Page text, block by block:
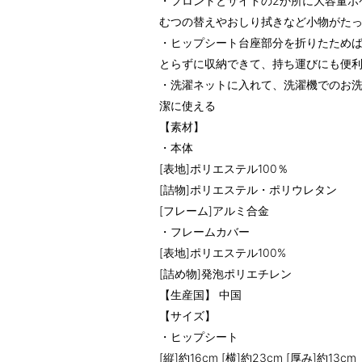
むつの替えやおしり拭きなど小物がた
・ヒップシート台座部分を折りたため
とらずに収納できて、持ち運びにも便
・洗濯ネットに入れて、洗濯機でのお
潔に使える
【素材】
・本体
[表地]ポリエステル100％
[詰物]ポリエステル・ポリウレタン
[フレーム]アルミ合金
・フレームカバー
[表地]ポリエステル100%
[詰め物]発泡ポリエチレン
【生産国】 中国
【サイズ】
・ヒップシート
[縦]約16cm [横]約23cm [厚み]約13cm